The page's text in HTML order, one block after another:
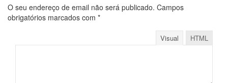
O seu endereço de email não será publicado. Campos
obrigatórios marcados com *
Visual HTML